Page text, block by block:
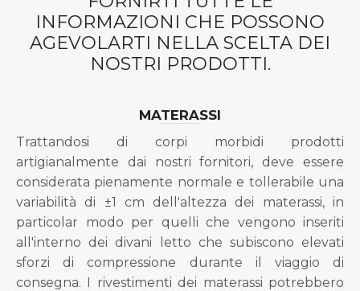
INFORMAZIONI CHE POSSONO
AGEVOLARTI NELLA SCELTA DEI
NOSTRI PRODOTTI.
MATERASSI
Trattandosi di corpi morbidi prodotti
artigianalmente dai nostri fornitori, deve essere
considerata pienamente normale e tollerabile una
variabilità di ±1 cm dell'altezza dei materassi, in
particolar modo per quelli che vengono inseriti
all'interno dei divani letto che subiscono elevati
sforzi di compressione durante il viaggio di
consegna. I rivestimenti dei materassi potrebbero